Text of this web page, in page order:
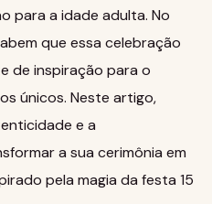
para a idade adulta. No
que essa celebração
de inspiração para o
únicos. Neste artigo,
e a
a sua cerimônia em
pela magia da festa 15